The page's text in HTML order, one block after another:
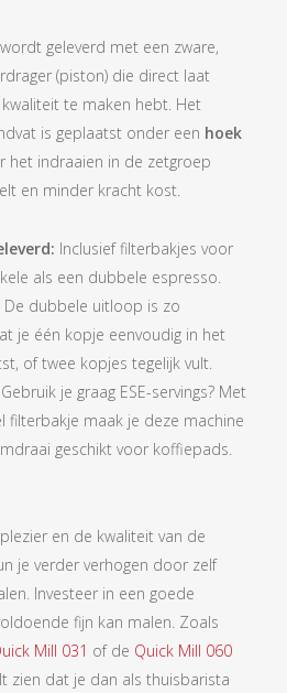
geleverd met een zware,
(piston) die direct laat
te maken hebt. Het
is geplaatst onder een hoek
het indraaien in de zetgroep
en minder kracht kost.
Inclusief filterbakjes voor
als een dubbele espresso.
De dubbele uitloop is zo
je één kopje eenvoudig in het
of twee kopjes tegelijk vult.
Gebruik je graag ESE-servings? Met
filterbakje maak je deze machine
geschikt voor koffiepads.
en de kwaliteit van de
je verder verhogen door zelf
Investeer in een goede
fijn kan malen. Zoals
Mill 031 of de Quick Mill 060
zien dat je dan als thuisbarista